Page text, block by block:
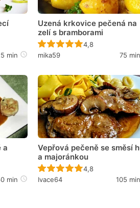
nebyl hodnocen
min
Uzená krkovice pečená na
zelí s bramborami
Recept ještě
4,8
mika59
75 min
a
nebyl hodnocen
min
Vepřová pečeně se směsí
a majoránkou
Recept ještě
4,8
Ivace64
105 min